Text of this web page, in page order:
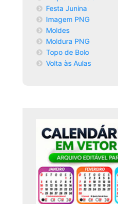
Festa Junina
Imagem PNG
Moldes
Moldura PNG
Topo de Bolo
Volta às Aulas